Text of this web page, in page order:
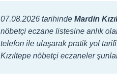
07.08.2026 tarihinde Mardin
nöbetçi eczane listesine anlık
telefon ile ulaşarak pratik yol
Kızıltepe nöbetçi eczaneler